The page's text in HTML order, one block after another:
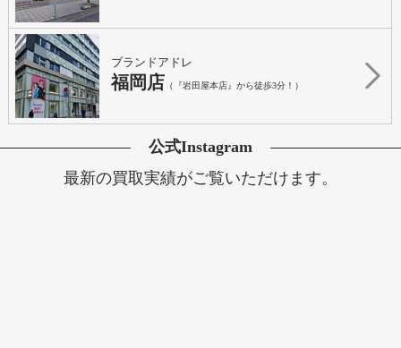
ブランドアドレ
福岡店 （『岩田屋本店』から徒歩3分！）
公式Instagram
最新の買取実績がご覧いただけます。